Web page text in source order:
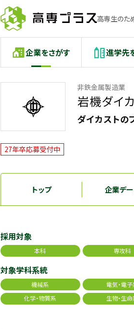
高専生のた
企業をさがす 進学先
非鉄金属製造業
岩機ダイ
ダイカストの
27年卒応募受付中
トップ 企業デ
採用対象
本科 専攻科
対象学科系統
機械系 電気・電子
化学・物質系
生物・生命